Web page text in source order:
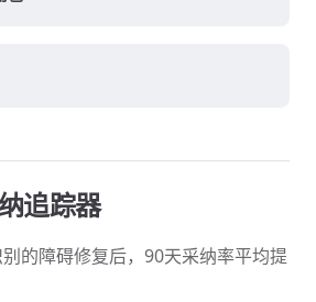
追踪器
的障碍修复后，90天采纳率平均提